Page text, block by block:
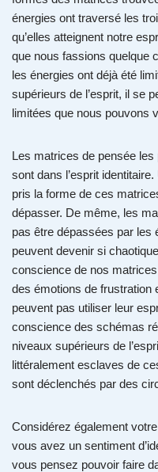
énergies ont traversé les
qu’elles atteignent notre
que nous fassions quelque
les énergies ont déjà été
supérieurs de l’esprit, il se
limitées que nous pouvons
Les matrices de pensée
sont dans l’esprit
pris la forme de ces
dépasser. De même, les
pas être dépassées par les
peuvent devenir si
conscience de nos
des émotions de frustration
peuvent pas utiliser leur
conscience des schémas
niveaux supérieurs de
littéralement esclaves de
sont déclenchés par des
Considérez également
vous avez un sentiment
vous pensez pouvoir faire